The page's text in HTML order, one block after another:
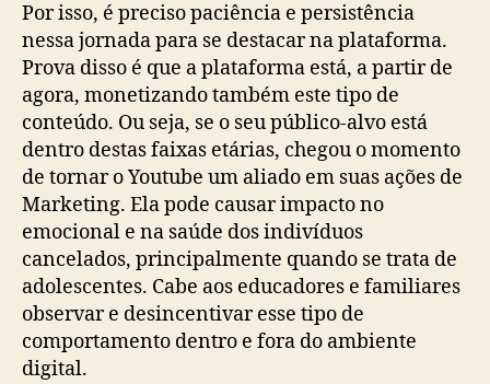
Por isso, é preciso paciência e persistência
nessa jornada para se destacar na plataforma.
Prova disso é que a plataforma está, a partir de
agora, monetizando também este tipo de
conteúdo. Ou seja, se o seu público-alvo está
dentro destas faixas etárias, chegou o momento
de tornar o Youtube um aliado em suas ações de
Marketing. Ela pode causar impacto no
emocional e na saúde dos indivíduos
cancelados, principalmente quando se trata de
adolescentes. Cabe aos educadores e familiares
observar e desincentivar esse tipo de
comportamento dentro e fora do ambiente
digital.